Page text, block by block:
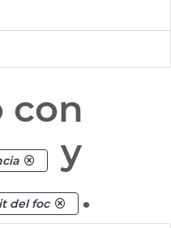
con
y
del foc .